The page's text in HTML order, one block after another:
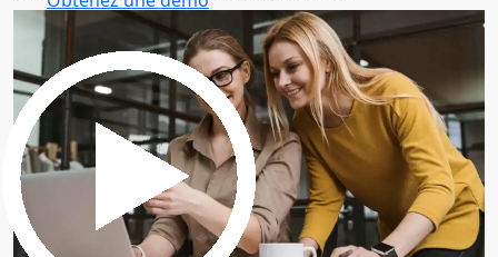
30 minutes pour découvrir le logiciel.